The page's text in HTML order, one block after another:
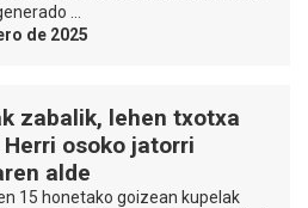
…
de 2025
zabalik, lehen txotxa
Herri osoko jatorri
alde
15 honetako goizean kupelak